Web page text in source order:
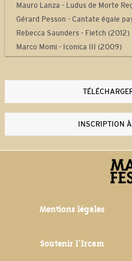
Mauro Lanza - Ludus de Morte
Gérard Pesson - Cantate égale
Rebecca Saunders - Fletch (2012)
Marco Momi - Iconica III (2009)
Yan Maresz - Tutti (2013)
Philippe Leroux - Quid sit
INSCRIPTION
Mentions légales
Soutenir l'Ircam